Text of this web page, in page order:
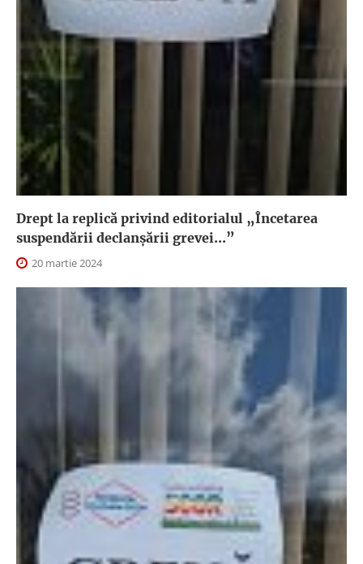
Drept la replică privind editorialul „Încetarea
suspendării declanşării grevei...”
20 martie 2024